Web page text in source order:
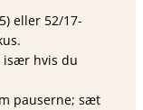
eller 52/17-
især hvis du
pauserne; sæt